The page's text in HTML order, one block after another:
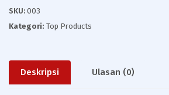
SKU: 003
Kategori: Top Products
Deskripsi Ulasan (0)